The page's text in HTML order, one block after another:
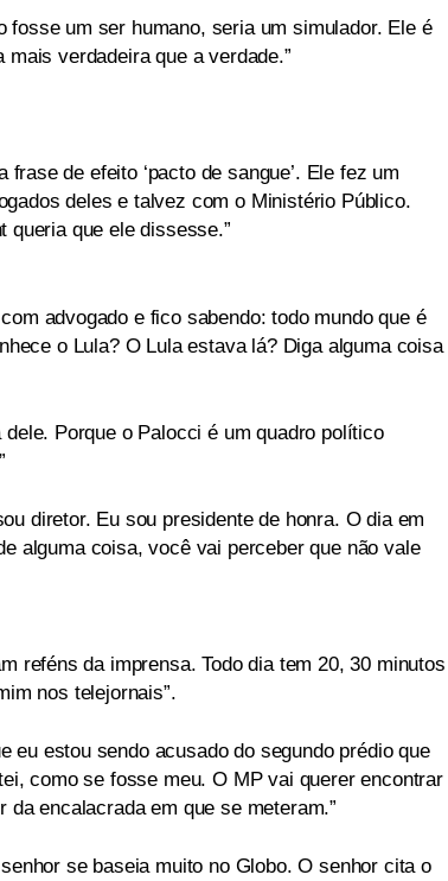
um ser humano, seria um simulador. Ele é
verdadeira que a verdade.”
de efeito ‘pacto de sangue’. Ele fez um
deles e talvez com o Ministério Público.
queria que ele dissesse.”
advogado e fico sabendo: todo mundo que é
o Lula? O Lula estava lá? Diga alguma coisa
Porque o Palocci é um quadro político
diretor. Eu sou presidente de honra. O dia em
alguma coisa, você vai perceber que não vale
reféns da imprensa. Todo dia tem 20, 30 minutos
nos telejornais”.
eu estou sendo acusado do segundo prédio que
como se fosse meu. O MP vai querer encontrar
encalacrada em que se meteram.”
se baseia muito no Globo. O senhor cita o